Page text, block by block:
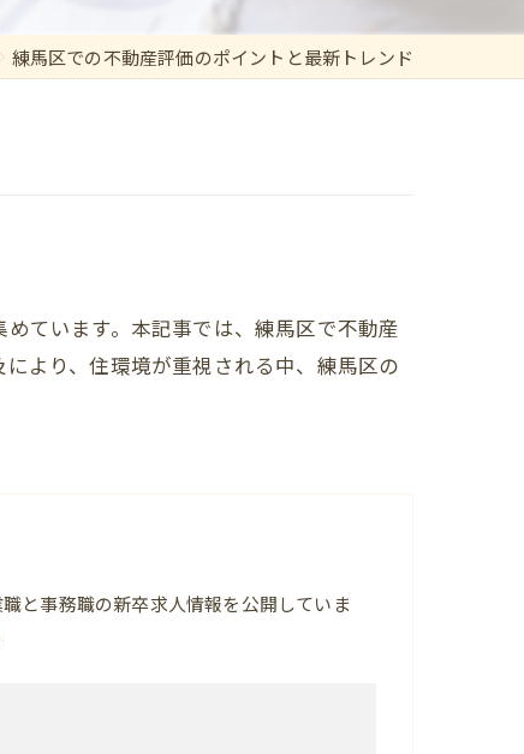
練馬区での不動産評価のポイントと最新トレンド
ています。本記事では、練馬区で不動産
より、住環境が重視される中、練馬区の
と事務職の新卒求人情報を公開していま